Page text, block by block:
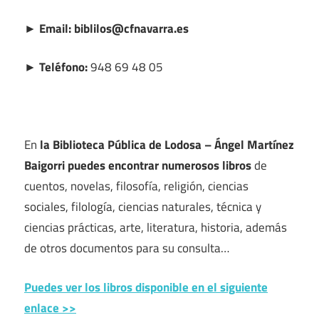
► Email: biblilos@cfnavarra.es
► Teléfono:948 69 48 05
En la Biblioteca Pública de Lodosa – Ángel Martínez
Baigorri puedes encontrar numerosos librosde
cuentos, novelas, filosofía, religión, ciencias
sociales, filología, ciencias naturales, técnica y
ciencias prácticas, arte, literatura, historia, además
de otros documentos para su consulta…
Puedes ver los libros disponible en el siguiente
enlace >>